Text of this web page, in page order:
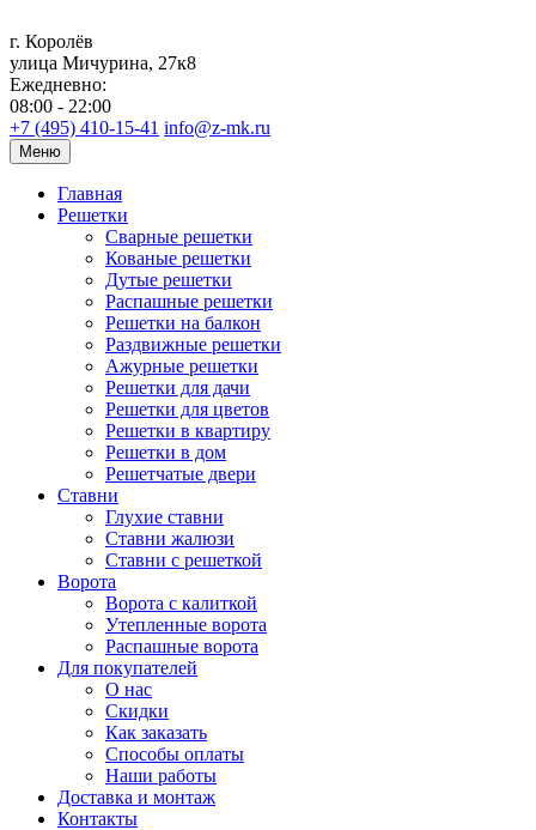
г. Королёв
улица Мичурина, 27к8
Ежедневно:
08:00 - 22:00
+7 (495) 410-15-41 info@z-mk.ru
Меню
Главная
Решетки
Сварные решетки
Кованые решетки
Дутые решетки
Распашные решетки
Решетки на балкон
Раздвижные решетки
Ажурные решетки
Решетки для дачи
Решетки для цветов
Решетки в квартиру
Решетки в дом
Решетчатые двери
Ставни
Глухие ставни
Ставни жалюзи
Ставни с решеткой
Ворота
Ворота с калиткой
Утепленные ворота
Распашные ворота
Для покупателей
О нас
Скидки
Как заказать
Способы оплаты
Наши работы
Доставка и монтаж
Контакты